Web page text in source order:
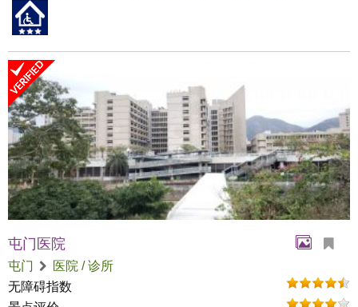
屯门医院
屯门
医院 / 诊所
无障碍指数